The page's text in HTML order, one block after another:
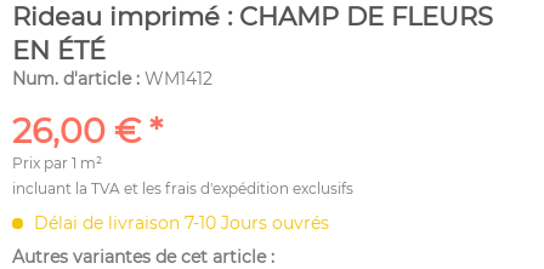
Rideau imprimé : CHAMP DE FLEURS
EN ÉTÉ
Num. d'article : WM1412
26,00 € *
Prix par 1 m²
incluant la TVA et les frais d'expédition exclusifs
Délai de livraison 7-10 Jours ouvrés
Autres variantes de cet article :